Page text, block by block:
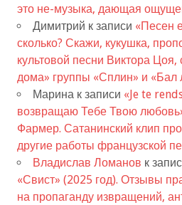
это не-музыка, дающая
Димитрий к записи «Песен
сколько? Скажи, кукушка,
культовой песни Виктора Цоя,
дома» группы «Сплин» и
Марина к записи «Je te
возвращаю Тебе Твою
Фармер. Сатанинский клип
другие работы французской
Владислав Ломанов к
«Свист» (2025 год). Отзывы
на пропаганду извращений,